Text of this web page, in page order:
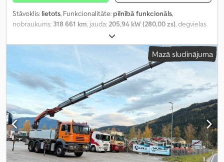
Stāvoklis: lietots, Funkcionalitāte: pilnībā funkcionāls,
nobraukums: 318 661 km, jauda:205,94 kW (280,00 zs), degvielas
, Ražošanas gads:
Mazā sludinājuma